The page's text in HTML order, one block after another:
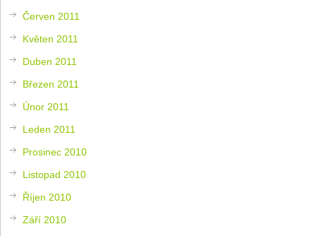
Červen 2011
Květen 2011
Duben 2011
Březen 2011
Únor 2011
Leden 2011
Prosinec 2010
Listopad 2010
Říjen 2010
Září 2010